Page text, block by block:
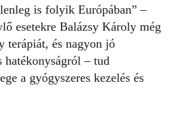
is folyik Európában” –
esetekre Balázsy Károly még
terápiát, és nagyon jó
hatékonyságról – tud
a gyógyszeres kezelés és